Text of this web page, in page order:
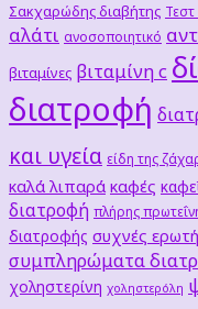
Σακχαρώδης διαβήτης
αλάτι ανοσοποιητικό
βιταμίνες βιταμίνη c
διατροφή
και υγεία είδη της
καλά λιπαρά καφές
διατροφή πλήρης
διατροφής συχνές
συμπληρώματα
χοληστερίνη χοληστερόλη